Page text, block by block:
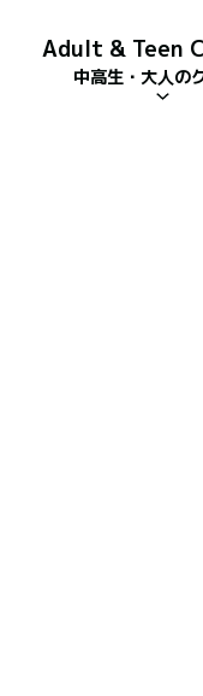
Adult & Teen
中高生・大人の